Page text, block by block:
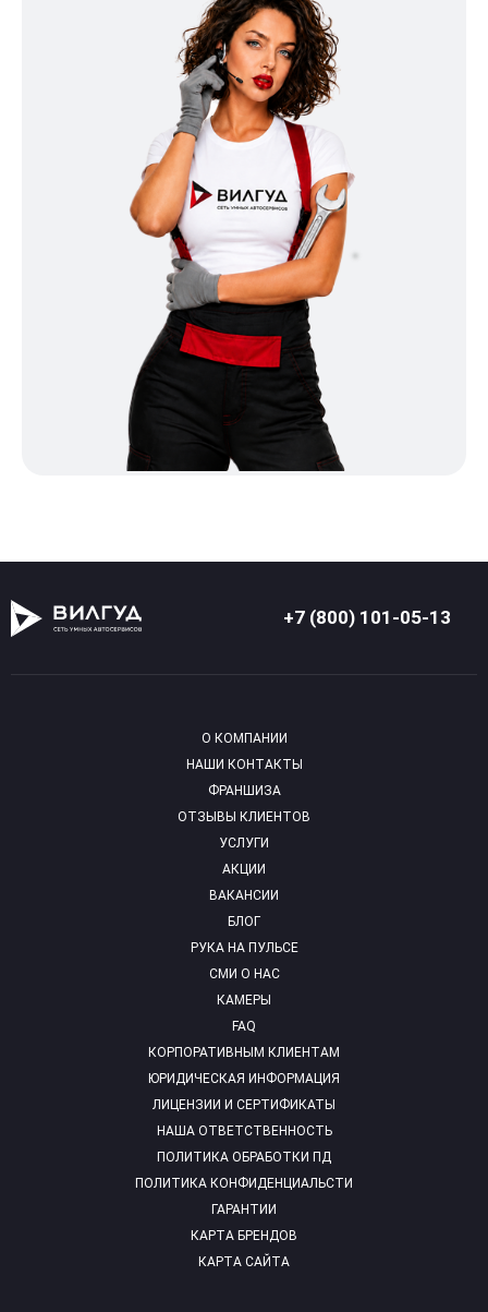
+7 (800) 101-05-13
О КОМПАНИИ
НАШИ КОНТАКТЫ
ФРАНШИЗА
ОТЗЫВЫ КЛИЕНТОВ
УСЛУГИ
АКЦИИ
ВАКАНСИИ
БЛОГ
РУКА НА ПУЛЬСЕ
СМИ О НАС
КАМЕРЫ
FAQ
КОРПОРАТИВНЫМ КЛИЕНТАМ
ЮРИДИЧЕСКАЯ ИНФОРМАЦИЯ
ЛИЦЕНЗИИ И СЕРТИФИКАТЫ
НАША ОТВЕТСТВЕННОСТЬ
ПОЛИТИКА ОБРАБОТКИ ПД
ПОЛИТИКА КОНФИДЕНЦИАЛЬСТИ
ГАРАНТИИ
КАРТА БРЕНДОВ
КАРТА САЙТА